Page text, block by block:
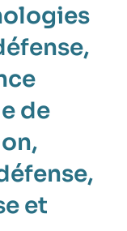
de
et